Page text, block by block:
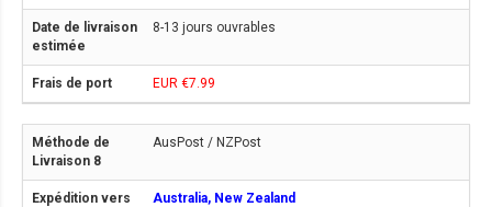
8-13 jours ouvrables
EUR €7.99
AusPost / NZPost
Australia, New Zealand